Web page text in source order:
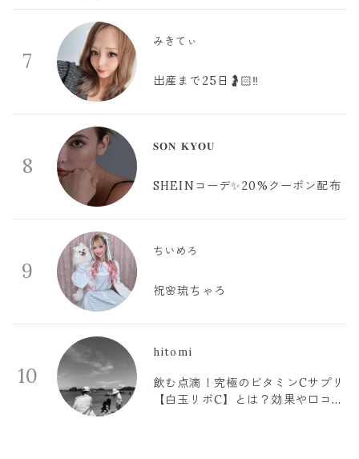
7
みきてぃ
出産まで25日🤰🏻‼️
8
𝐒𝐎𝐍 𝐊𝐘𝐎𝐔
SHEINコーデ✨20%クーポン配布
9
ちいめろ
祝🌸琉ちゃろ
10
hitomi
飲む点滴！究極のビタミンCサプリ
【白玉リポC】とは？効果や口コミ